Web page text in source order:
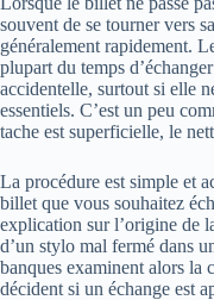
souvent de se tourner vers
généralement rapidement.
plupart du temps
accidentelle, surtout si elle
essentiels. C’est un peu
tache est superficielle, le
La procédure est simple et
billet que vous souhaitez
explication sur l’origine de
d’un stylo mal fermé dans
banques examinent alors la
décident si un échange est